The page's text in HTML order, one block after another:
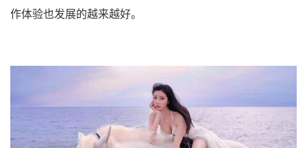
作体验也发展的越来越好。